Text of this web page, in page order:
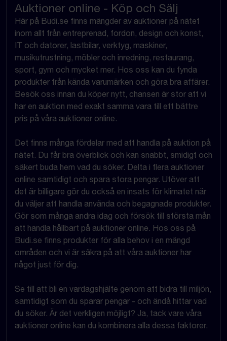
Auktioner online - Köp och Sälj
Här på Budi.se finns mängder av auktioner på nätet
inom allt från entreprenad, fordon, design och konst,
IT och datorer, lastbilar, verktyg, maskiner,
musikutrustning, möbler och inredning, restaurang,
sport, gym och mycket mer. Hos oss kan du fynda
produkter från kända varumärken och göra bra affärer.
Besök oss innan du köper nytt, chansen är stor att vi
har en auktion med exakt samma vara till ett bättre
pris på våra auktioner online.
Det finns många fördelar med att handla på auktion på
nätet. Du får bra överblick och kan snabbt, smidigt och
säkert buda hem vad du söker. Delta i flera auktioner
online samtidigt och spara stora pengar. Utöver att
det är billigare gör du också en insats för klimatet när
du väljer att handla använda och begagnade produkter.
Gör som många andra idag och försök till största mån
att handla hållbart på auktioner online. Hos oss på
Budi.se finns produkter för alla behov i en mängd
områden och vi är säkra på att våra auktioner har
något just för dig.
Se till att bli en vardagshjälte genom att bidra till miljön,
samtidigt som du sparar pengar - och ändå hittar vad
du söker. Är det verkligen möjligt? Ja, tack vare våra
auktioner online kan du kombinera alla dessa faktorer.